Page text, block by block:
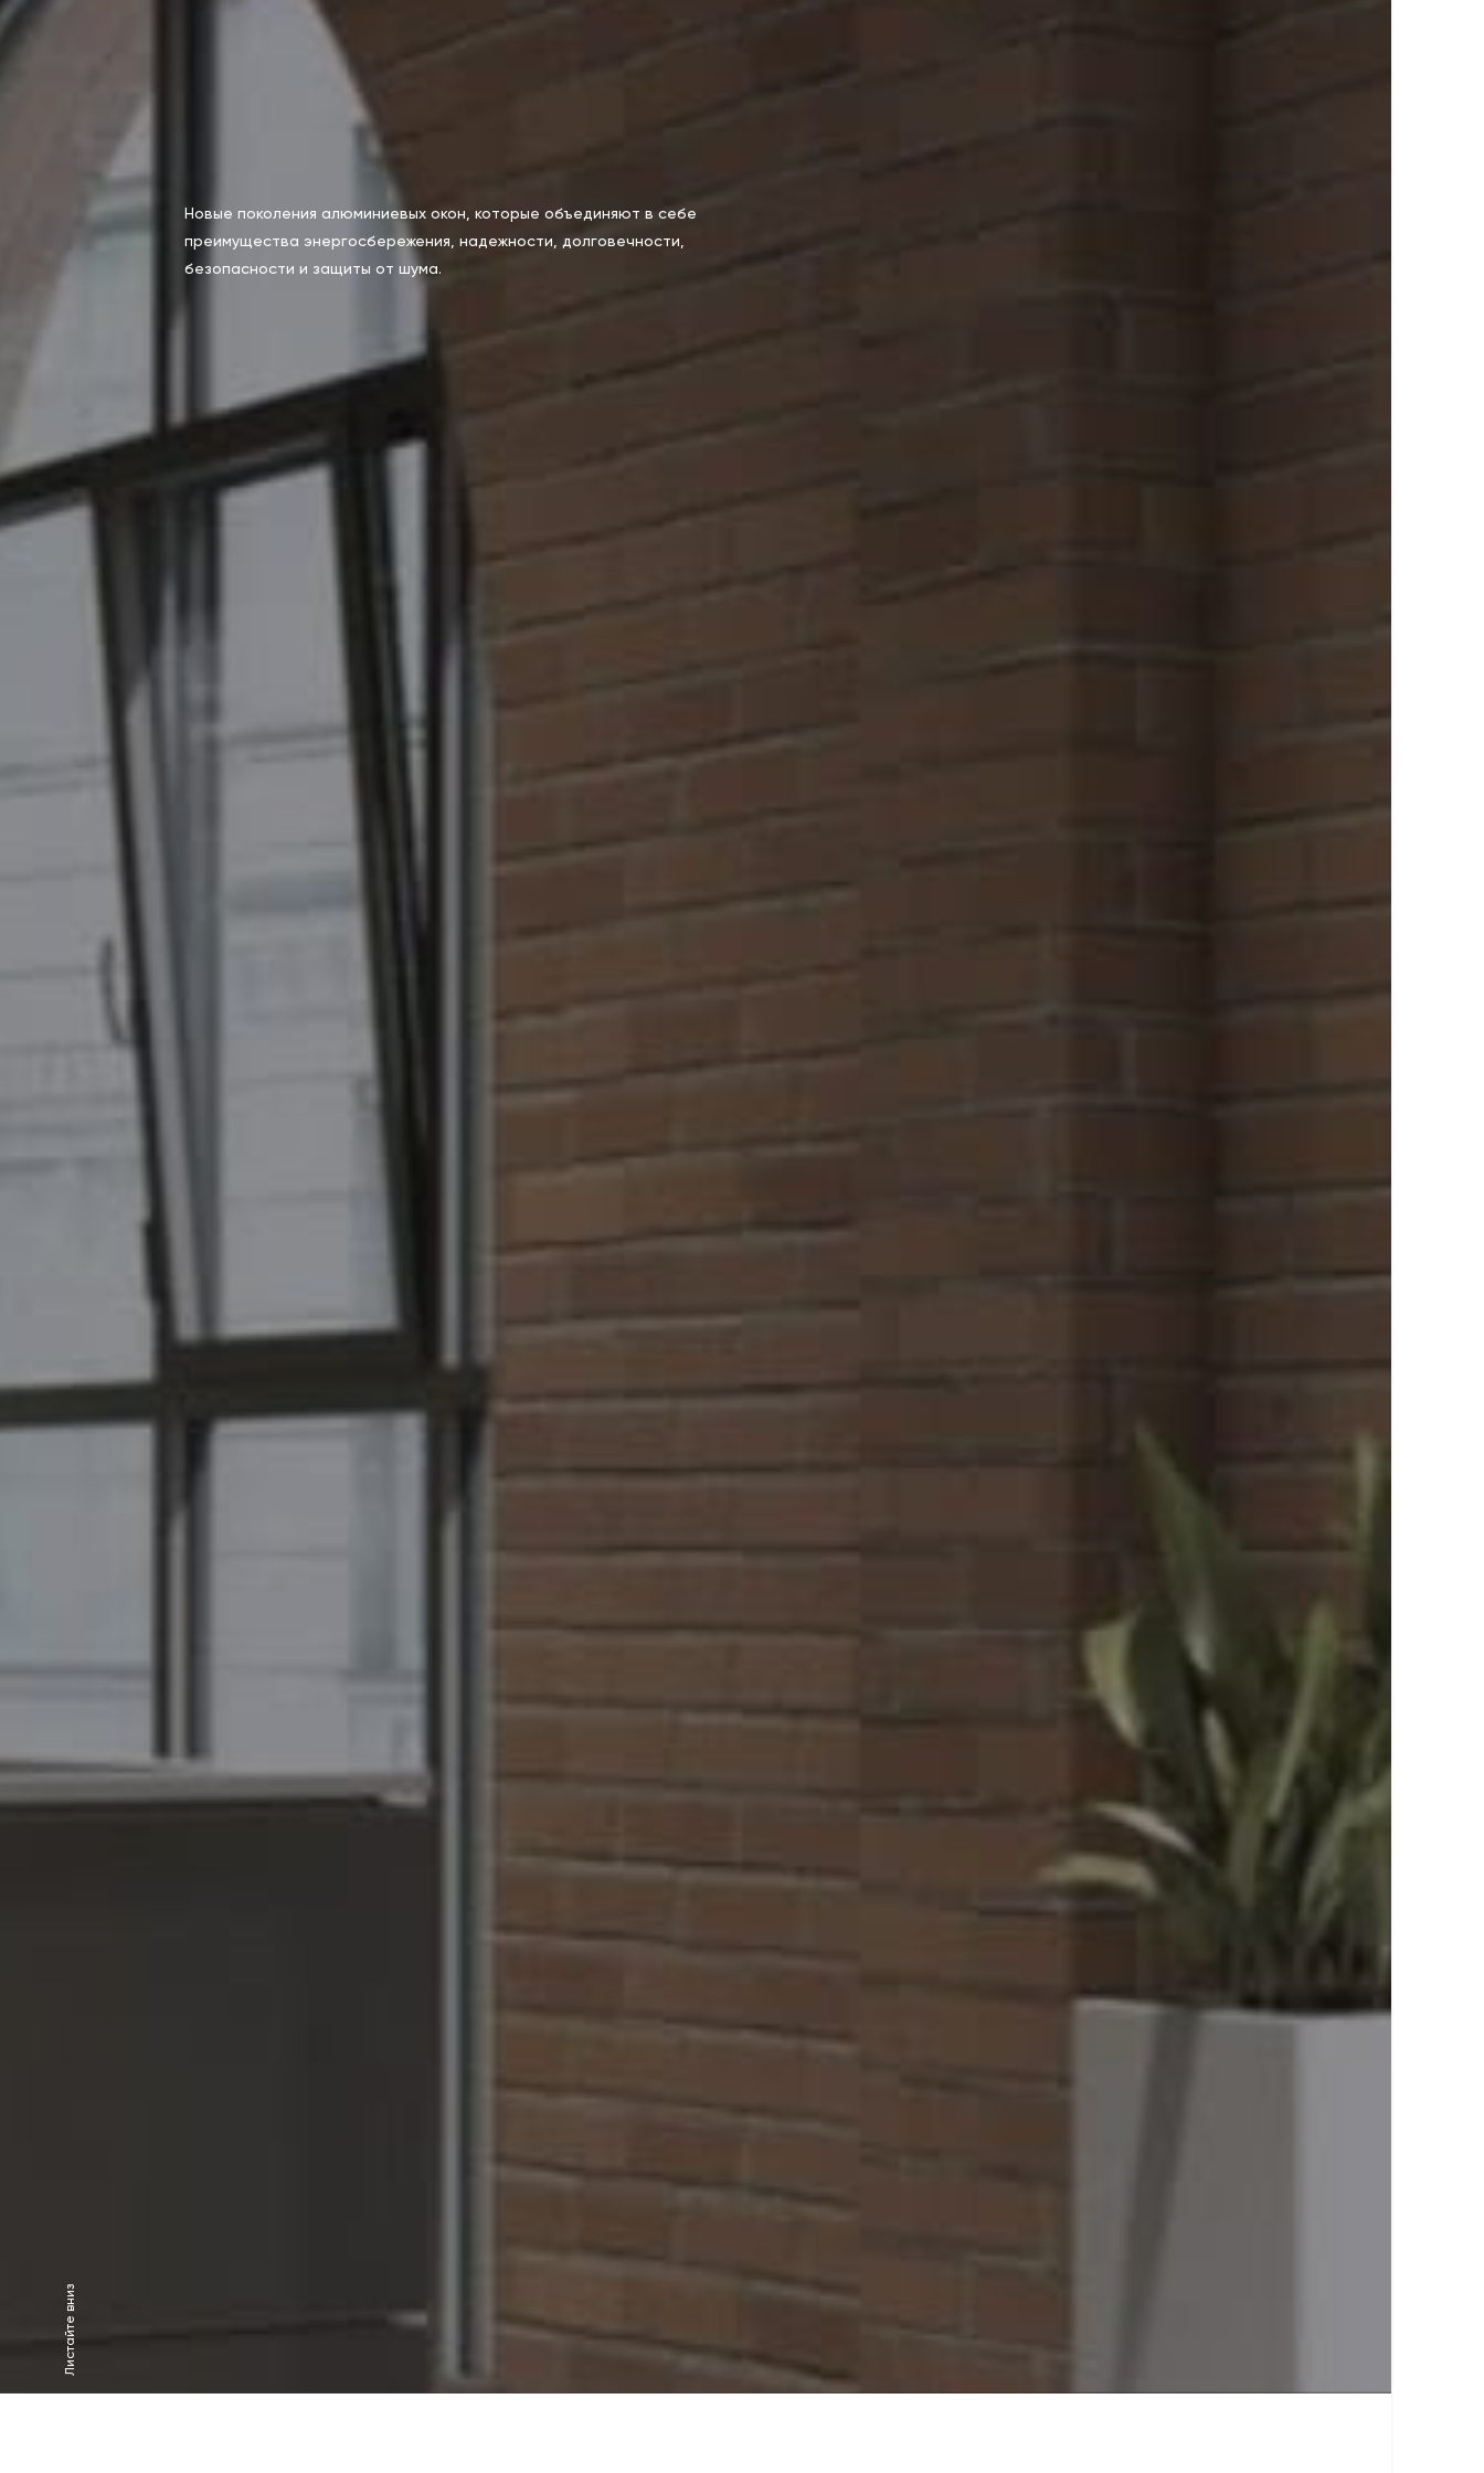
Новые поколения алюминиевых окон, которые объединяют в себе
преимущества энергосбережения, надежности, долговечности,
безопасности и защиты от шума.
Листайте вниз